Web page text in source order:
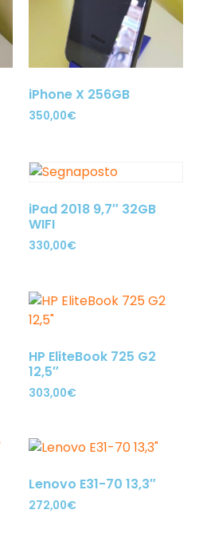
iPhone X 256GB
350,00€
iPad 2018 9,7″ 32GB
WIFI
330,00€
HP EliteBook 725 G2
12,5″
303,00€
Lenovo E31-70 13,3″
272,00€